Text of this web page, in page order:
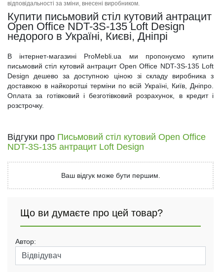
відповідальності за зміни, внесені виробником.
Купити письмовий стіл кутовий антрацит
Open Office NDT-3S-135 Loft Design
недорого в Україні, Києві, Дніпрі
В інтернет-магазині ProMebli.ua ми пропонуємо купити
письмовий стіл кутовий антрацит Open Office NDT-3S-135 Loft
Design дешево за доступною ціною зі складу виробника з
доставкою в найкоротші терміни по всій Україні, Київ, Дніпро.
Оплата за готівковий і безготівковий розрахунок, в кредит і
розстрочку.
Відгуки про Письмовий стіл кутовий Open Office
NDT-3S-135 антрацит Loft Design
Ваш відгук може бути першим.
Що ви думаєте про цей товар?
Автор: